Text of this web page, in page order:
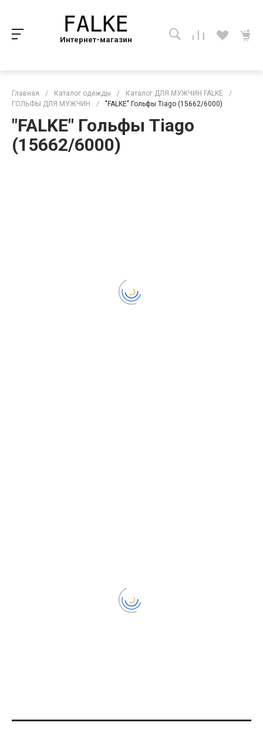
Интернет-магазин
Главная / Каталог одежды / Каталог ДЛЯ МУЖЧИН FALKE
/
ГОЛЬФЫ ДЛЯ МУЖЧИН
/ "FALKE" Гольфы Tiago (15662/6000)
"FALKE" Гольфы Tiago
(15662/6000)